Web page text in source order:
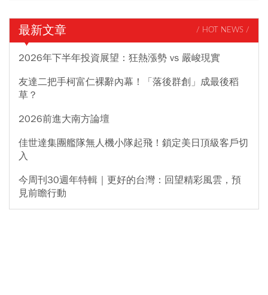
最新文章 / HOT NEWS /
2026年下半年投資展望：狂熱漲勢 vs 嚴峻現實
友達二把手柯富仁裸辭內幕！「落後群創」成最後稻
草？
2026前進大南方論壇
佳世達集團艦隊無人機小隊起飛！鎖定美日頂級客戶切
入
今周刊30週年特輯｜更好的台灣：回望精彩風雲，預
見前瞻行動